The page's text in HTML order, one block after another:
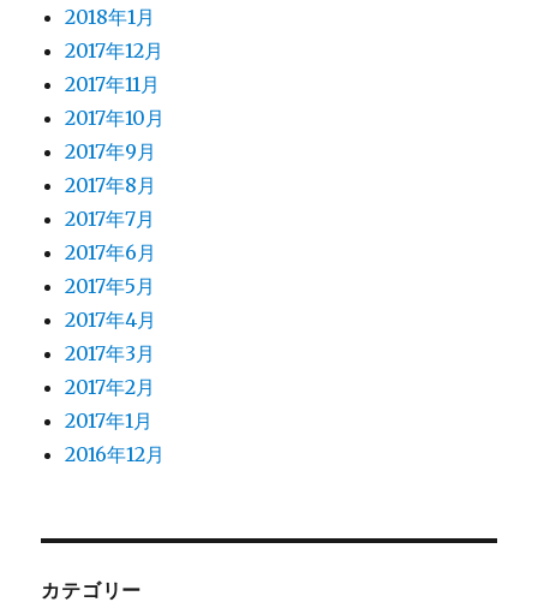
2018年1月
2017年12月
2017年11月
2017年10月
2017年9月
2017年8月
2017年7月
2017年6月
2017年5月
2017年4月
2017年3月
2017年2月
2017年1月
2016年12月
カテゴリー